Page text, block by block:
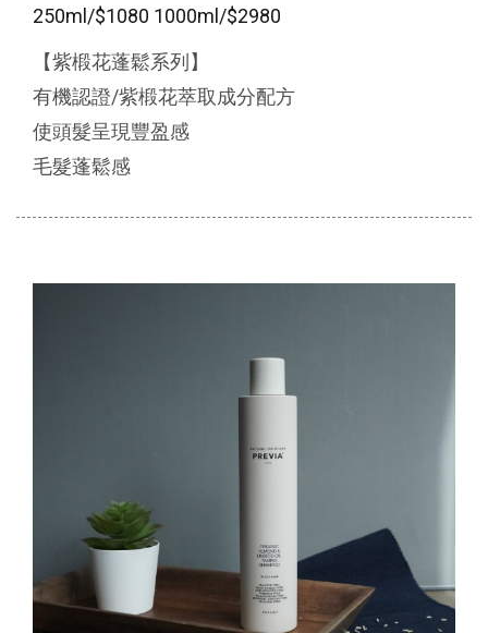
250ml/$1080 1000ml/$2980
【紫椴花蓬鬆系列】
有機認證/紫椴花萃取成分配方
使頭髮呈現豐盈感
毛髮蓬鬆感